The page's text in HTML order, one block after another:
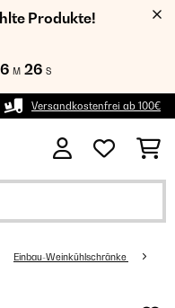
Produkte!
M 25 S
Versandkostenfrei ab 100€
Einbau-Weinkühlschränke